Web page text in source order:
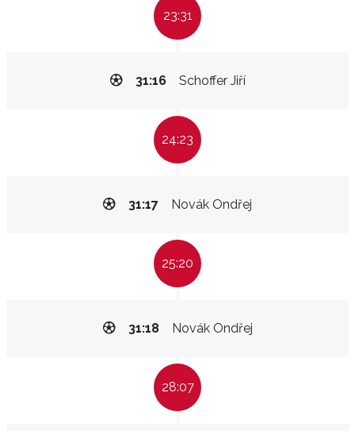
23:31
Schoffer Jiří
31:16
24:23
Novák Ondřej
31:17
25:20
Novák Ondřej
31:18
28:07